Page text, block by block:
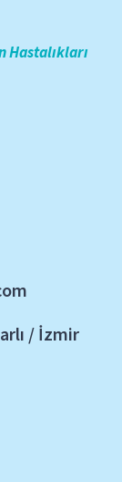
Hastalıkları
/ İzmir